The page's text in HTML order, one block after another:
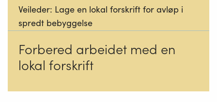
Veileder: Lage en lokal forskrift for avløp i
spredt bebyggelse
Forbered arbeidet med en
lokal forskrift